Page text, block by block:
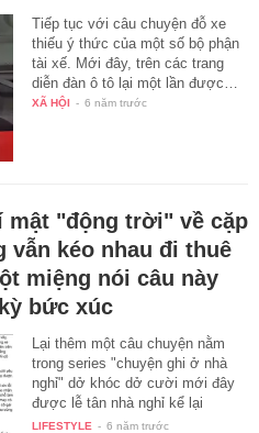
Tiếp tục với câu chuyện đỗ xe
thiếu ý thức của một số bộ phận
tài xế. Mới đây, trên các trang
diễn đàn ô tô lại một lần được…
XÃ HỘI - 6 năm trước
mật "động trời" về cặp
vẫn kéo nhau đi thuê
miệng nói câu này
bức xúc
Lại thêm một câu chuyện nằm
trong series "chuyện ghi ở nhà
nghỉ" dở khóc dở cười mới đây
được lễ tân nhà nghỉ kể lại
trong…
LIFESTYLE - 6 năm trước